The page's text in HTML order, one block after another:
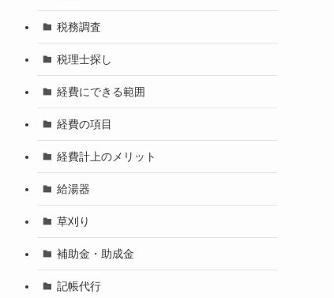
税務調査
税理士探し
経費にできる範囲
経費の項目
経費計上のメリット
給湯器
草刈り
補助金・助成金
記帳代行